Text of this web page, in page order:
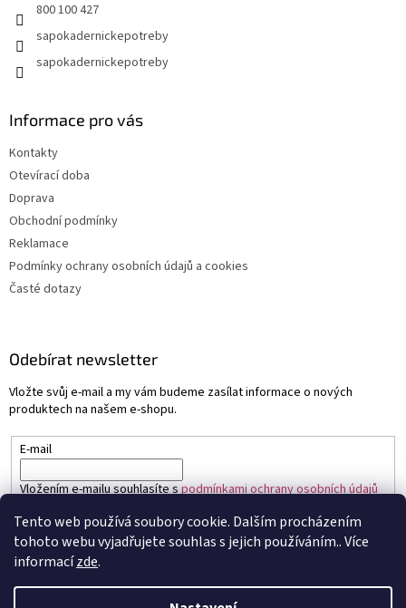
Tento web používá soubory cookie. Dalším procházením
tohoto webu vyjadřujete souhlas s jejich používáním.. Více
informacízde.
800 100 427
sapokadernickepotreby
sapokadernickepotreby
Informace pro vás
Kontakty
Otevírací doba
Doprava
Obchodní podmínky
Reklamace
Podmínky ochrany osobních údajů a cookies
Časté dotazy
Odebírat newsletter
Vložte svůj e-mail a my vám budeme zasílat informace o nových
produktech na našem e-shopu.
E-mail
Vložením e-mailu souhlasíte spodmínkami ochrany osobních údajů
PŘIHLÁSIT SE